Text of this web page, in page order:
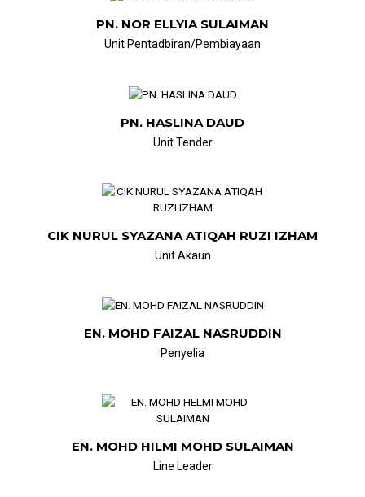
PN. NOR ELLYIA SULAIMAN
Unit Pentadbiran/Pembiayaan
PN. HASLINA DAUD
Unit Tender
CIK NURUL SYAZANA ATIQAH RUZI IZHAM
Unit Akaun
EN. MOHD FAIZAL NASRUDDIN
Penyelia
EN. MOHD HILMI MOHD SULAIMAN
Line Leader